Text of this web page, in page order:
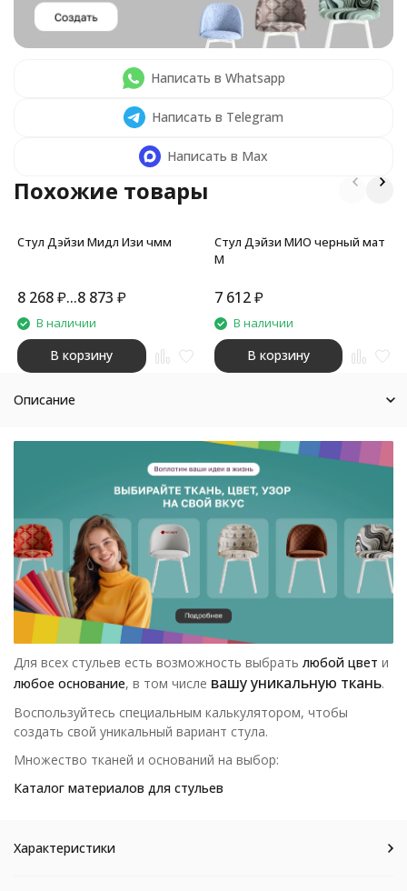
Написать в Whatsapp
Написать в Telegram
Написать в Max
Похожие товары
Стул Дэйзи Мидл Изи чмм
8 268₽...8 873 ₽
В наличии
В корзину
Стул Дэйзи МИО черный мат
М
7 612 ₽
В наличии
В корзину
Описание
Для всех стульев есть возможность выбрать любой цвет и
любое основание, в том числе вашу уникальную ткань.
Воспользуйтесь специальным калькулятором, чтобы
создать свой уникальный вариант стула.
Множество тканей и оснований на выбор:
Каталог материалов для стульев
Характеристики